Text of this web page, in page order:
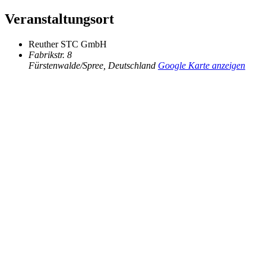
Veranstaltungsort
Reuther STC GmbH
Fabrikstr. 8
Fürstenwalde/Spree Deutschland Google Karte anzeigen